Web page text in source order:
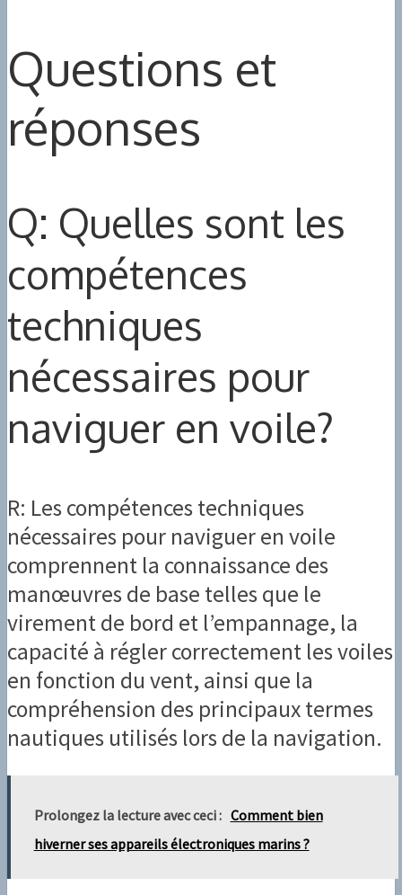
Questions et
réponses
Q: Quelles sont les
compétences
techniques
nécessaires pour
naviguer en voile?
R: Les compétences techniques
nécessaires pour naviguer en voile
comprennent la connaissance des
manœuvres de base telles que le
virement de bord et l’empannage, la
capacité à régler correctement les voiles
en fonction du vent, ainsi que la
compréhension des principaux termes
nautiques utilisés lors de la navigation.
Prolongez la lecture avec ceci : Comment bien
hiverner ses appareils électroniques marins ?